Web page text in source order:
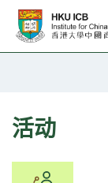
跳往主要内容
活动